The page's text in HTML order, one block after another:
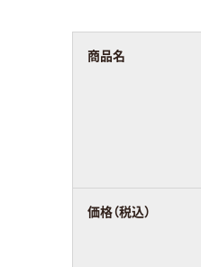
商品名
価格（税込）